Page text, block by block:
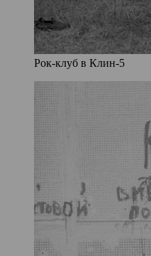
Рок-клуб в Клин-5